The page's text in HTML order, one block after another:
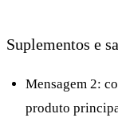
Suplementos e
Mensagem 2:
produto